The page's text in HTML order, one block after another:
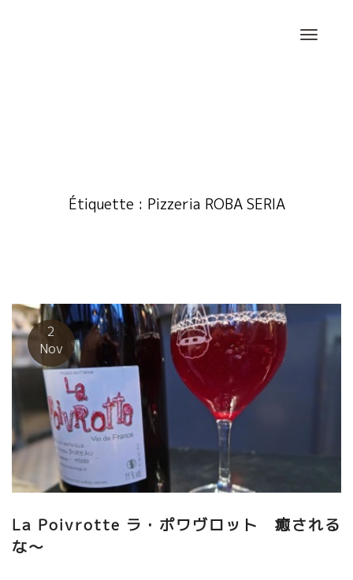
Étiquette : Pizzeria ROBA SERIA
2
Nov
La Poivrotte ラ・ポワヴロット 癒される
な～